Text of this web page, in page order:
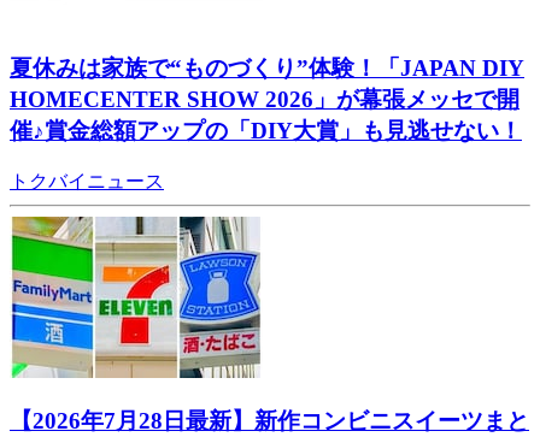
夏休みは家族で“ものづくり”体験！「JAPAN DIY
HOMECENTER SHOW 2026」が幕張メッセで開
催♪賞金総額アップの「DIY大賞」も見逃せない！
トクバイニュース
【2026年7月28日最新】新作コンビニスイーツまと